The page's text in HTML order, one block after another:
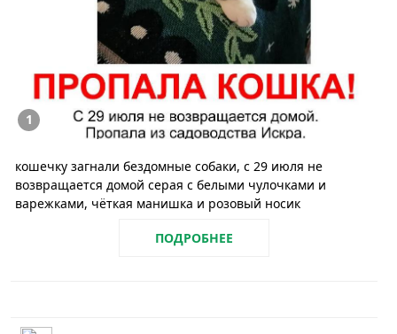
1
кошечку загнали бездомные собаки, с 29 июля не
возвращается домой серая с белыми чулочками и
варежками, чёткая манишка и розовый носик
ПОДРОБНЕЕ